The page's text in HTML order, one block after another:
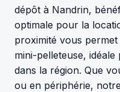
dépôt à Nandrin,
optimale pour la
proximité vous
mini-pelleteuse,
dans la région. Que
ou en périphérie,